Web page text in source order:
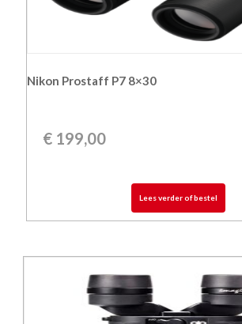
Nikon Prostaff P7 8×30
€199,00
Lees verder of bestel